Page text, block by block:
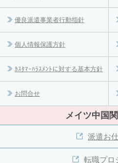
優良派遣事業者行動指針
個人情報保護方針
ｶｽﾀﾏｰﾊﾗｽﾒﾝﾄに対する基本方針
お問合せ
メイツ中国
派遣お
転職プロ